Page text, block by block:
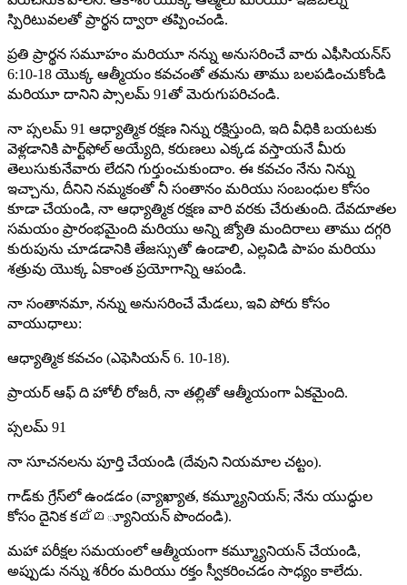
స్పిరిటువలతో ప్రార్థన ద్వారా తప్పించండి.
ప్రతి ప్రార్థన సమూహం మరియూ నన్ను అనుసరించే వారు ఎఫీసియన్‌స్
6:10-18 యొక్క ఆత్మీయం కవచంతో తమను తాము బలపడించుకోండి
మరియూ దానిని ప్సాలమ్ 91తో మెరుగుపరిచండి.
నా ప్సలమ్ 91 ఆధ్యాత్మిక రక్షణ నిన్ను రక్షిస్తుంది, ఇది వీధికి బయటకు
వెళ్లడానికి పార్ట్‌ఫోల్ అయ్యేది, కరుణలు ఎక్కడ వస్తాయనే మీరు
తెలుసుకునేవారు లేదని గుర్తుంచుకుందాం. ఈ కవచం నేను నిన్ను
ఇచ్చాను, దీనిని నమ్మకంతో నీ సంతానం మరియు సంబంధుల కోసం
కూడా చేయండి, నా ఆధ్యాత్మిక రక్షణ వారి వరకు చేరుతుంది. దేవదూతల
సమయం ప్రారంభమైంది మరియు అన్ని జ్యోతి మందిరాలు తాము దగ్గరి
కురుపును చూడడానికి తేజస్సుతో ఉండాలి, ఎల్లవిడి పాపం మరియు
శత్రువు యొక్క ఏకాంత ప్రయోగాన్ని ఆపండి.
నా సంతానమా, నన్ను అనుసరించే మేడలు, ఇవి పోరు కోసం
వాయుధాలు:
ఆధ్యాత్మిక కవచం (ఎఫెసియన్ 6. 10-18).
ప్రాయర్ ఆఫ్ ది హోలీ రోజరీ, నా తల్లితో ఆత్మీయంగా ఏకమైంది.
ప్సలమ్ 91
నా సూచనలను పూర్తి చేయండి (దేవుని నియమాల చట్టం).
గాడ్‌కు గ్రేస్‌లో ఉండడం (వ్యాఖ్యాత, కమ్మ్యూనియన్; నేను యుద్ధుల
కోసం దైనిక కമ്മ్యూనియన్ పొందండి).
మహా పరీక్షల సమయంలో ఆత్మీయంగా కమ్మ్యూనియన్ చేయండి,
అప్పుడు నన్ను శరీరం మరియు రక్తం స్వీకరించడం సాధ్యం కాలేదు.